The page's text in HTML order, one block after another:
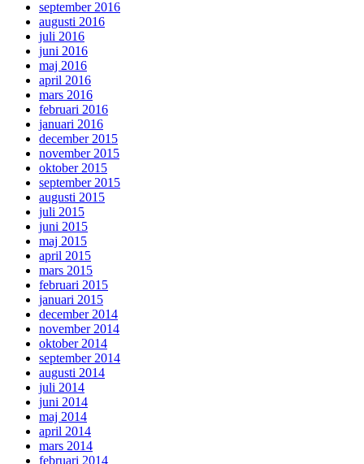
september 2016
augusti 2016
juli 2016
juni 2016
maj 2016
april 2016
mars 2016
februari 2016
januari 2016
december 2015
november 2015
oktober 2015
september 2015
augusti 2015
juli 2015
juni 2015
maj 2015
april 2015
mars 2015
februari 2015
januari 2015
december 2014
november 2014
oktober 2014
september 2014
augusti 2014
juli 2014
juni 2014
maj 2014
april 2014
mars 2014
februari 2014